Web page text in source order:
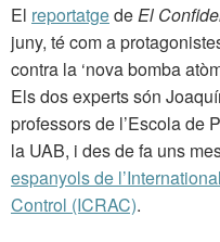
El reportatgedeEl
juny, té com a
contra la ‘nova bomba
Els dos experts són
professors de l’Escola de
la UAB, i des de fa uns
espanyols de
Control (ICRAC).